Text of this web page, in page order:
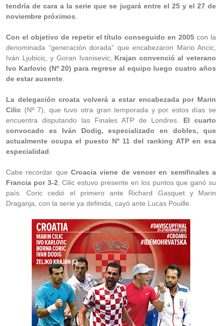
tendría de cara a la serie que se jugará entre el 25 y el 27 de
noviembre próximos
Con el objetivo de repetir el título conseguido en 2005 con la
denominada “generación dorada” que encabezaron Mario Ancic,
Iván Ljubicic, y Goran Ivanisevic; Krajan convenció al veterano
Ivo Karlovic (Nº 20) para regrese al equipo luego cuatro años
de estar ausente
La delegación croata volverá a estar encabezada por Marin
Cilic (Nº 7), que tuvo otra gran temporada y por estos días se
encuentra disputando las Finales ATP de Londres. El cuarto
convocado es Iván Dodig, especializado en dobles, que
actualmente ocupa el puesto Nº 11 del ranking ATP en esa
especialidad
Cabe recordar que Croacia viene de vencer en semifinales a
Francia por 3-2 , Cilic estuvo presente en los puntos que ganó su
país. Coric cedió el primero ante Richard Gasquet y Marin
Draganja, con la serie ya definida, cayó ante Lucas Pouille.